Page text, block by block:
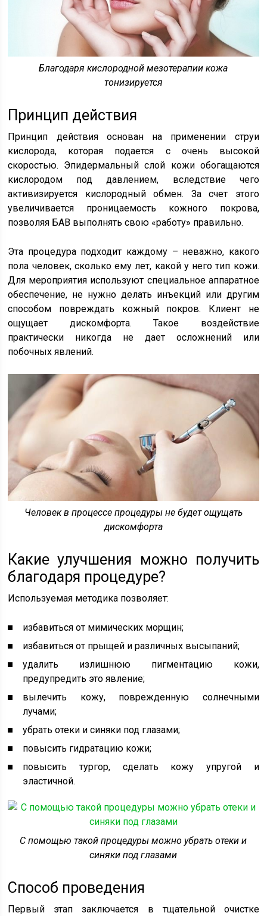
Благодаря кислородной мезотерапии кожа
тонизируется
Принцип действия
Принцип действия основан на применении струи
кислорода, которая подается с очень высокой
скоростью. Эпидермальный слой кожи обогащаются
кислородом под давлением, вследствие чего
активизируется кислородный обмен. За счет этого
увеличивается проницаемость кожного покрова,
позволяя БАВ выполнять свою «работу» правильно.
Эта процедура подходит каждому – неважно, какого
пола человек, сколько ему лет, какой у него тип кожи.
Для мероприятия используют специальное аппаратное
обеспечение, не нужно делать инъекций или другим
способом повреждать кожный покров. Клиент не
ощущает дискомфорта. Такое воздействие
практически никогда не дает осложнений или
побочных явлений.
Человек в процессе процедуры не будет ощущать
дискомфорта
Какие улучшения можно получить
благодаря процедуре?
Используемая методика позволяет:
избавиться от мимических морщин;
избавиться от прыщей и различных высыпаний;
удалить излишнюю пигментацию кожи,
предупредить это явление;
вылечить кожу, поврежденную солнечными
лучами;
убрать отеки и синяки под глазами;
повысить гидратацию кожи;
повысить тургор, сделать кожу упругой и
эластичной.
С помощью такой процедуры можно убрать отеки и
синяки под глазами
Способ проведения
Первый этап заключается в тщательной очистке